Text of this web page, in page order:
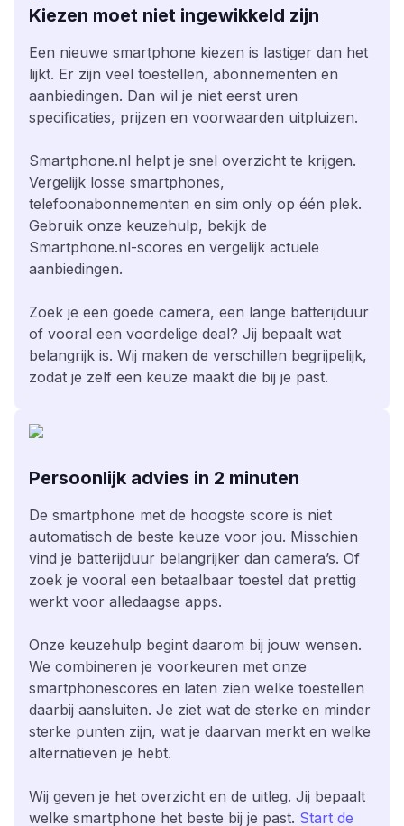
Kiezen moet niet ingewikkeld zijn
Een nieuwe smartphone kiezen is lastiger dan het
lijkt. Er zijn veel toestellen, abonnementen en
aanbiedingen. Dan wil je niet eerst uren
specificaties, prijzen en voorwaarden uitpluizen.
Smartphone.nl helpt je snel overzicht te krijgen.
Vergelijk losse smartphones,
telefoonabonnementen en sim only op één plek.
Gebruik onze keuzehulp, bekijk de
Smartphone.nl-scores en vergelijk actuele
aanbiedingen.
Zoek je een goede camera, een lange batterijduur
of vooral een voordelige deal? Jij bepaalt wat
belangrijk is. Wij maken de verschillen begrijpelijk,
zodat je zelf een keuze maakt die bij je past.
Persoonlijk advies in 2 minuten
De smartphone met de hoogste score is niet
automatisch de beste keuze voor jou. Misschien
vind je batterijduur belangrijker dan camera’s. Of
zoek je vooral een betaalbaar toestel dat prettig
werkt voor alledaagse apps.
Onze keuzehulp begint daarom bij jouw wensen.
We combineren je voorkeuren met onze
smartphonescores en laten zien welke toestellen
daarbij aansluiten. Je ziet wat de sterke en minder
sterke punten zijn, wat je daarvan merkt en welke
alternatieven je hebt.
Wij geven je het overzicht en de uitleg. Jij bepaalt
welke smartphone het beste bij je past. Start de